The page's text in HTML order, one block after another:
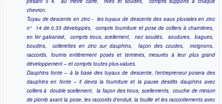
chevron.
Tuyau de descente en zinc - les tuyaux de descente des eaux pluviales en zinc
n° 14 de 0,33 développés, compris fourniture et pose de colliers à charnières,
en fer galvanisé, compris trous, scellement, nez soudés, soudures, bagues,
boudins, collerettes en zinc sur dauphins, façon des coudes, moignons,
raccords, fournis entièrement posés et terminés, mesurés à leur plus grand
développement – et compris toutes plus-values.
Dauphins fonte – à la base des tuyaux de descente, l’entrepreneur posera des
dauphins en fonte – il devra la fourniture et la pause desdits dauphins avec
colliers à double scellement, la façon des trous, scellements, couche de minium
de plomb avant la pose, les raccords d’enduit, la fouille et les raccordements avec